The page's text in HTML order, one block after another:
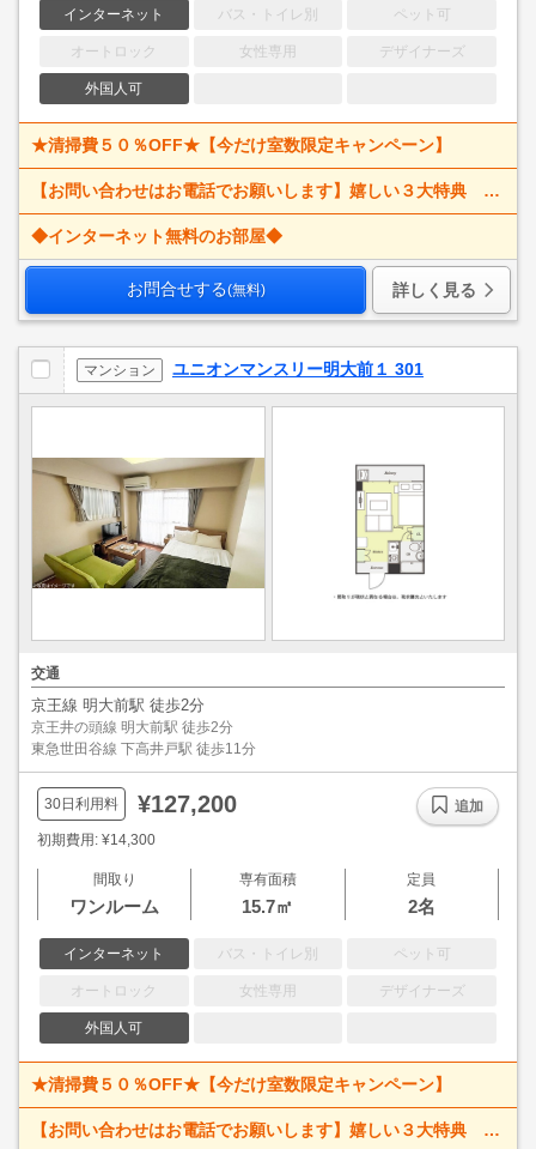
インターネット バス・トイレ別 ペット可
オートロック 女性専用 デザイナーズ
外国人可
★清掃費５０％OFF★【今だけ室数限定キャンペーン】
【お問い合わせはお電話でお願いします】嬉しい３大特典 賃料大幅値下げ！ 寝具一式＆ベッドメイキング無料＋α
◆インターネット無料のお部屋◆
お問合せする(無料) 詳しく見る
マンション ユニオンマンスリー明大前１ 301
交通
京王線 明大前駅 徒歩2分
京王井の頭線 明大前駅 徒歩2分
東急世田谷線 下高井戸駅 徒歩11分
30日利用料 ¥127,200
初期費用: ¥14,300
間取り
ワンルーム
専有面積
15.7㎡
定員
2名
インターネット バス・トイレ別 ペット可
オートロック 女性専用 デザイナーズ
外国人可
追加
★清掃費５０％OFF★【今だけ室数限定キャンペーン】
【お問い合わせはお電話でお願いします】嬉しい３大特典 賃料大幅値下げ！ 寝具一式＆ベッドメイキング無料＋α